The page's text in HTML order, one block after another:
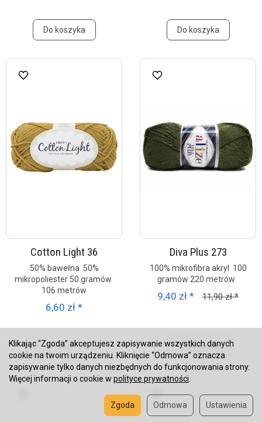
Do koszyka Do koszyka
Cotton Light 36
50% bawełna 50%
mikropoliester 50 gramów
106 metrów
6,60 zł *
Do koszyka
Diva Plus 273
100% mikrofibra akryl 100
gramów 220 metrów
9,40 zł * 11,90 zł *
Do koszyka
Klikając “Zgoda” akceptujesz zapisywanie wszystkich danych
cookie na twoim urządzeniu. Kliknięcie “Odmowa” oznacza
zapisywanie tylko danych niezbędnych do funkcjonowania strony.
Więcej informacji o cookie w polityce prywatności
Ustawienia
Odmowa
Zgoda